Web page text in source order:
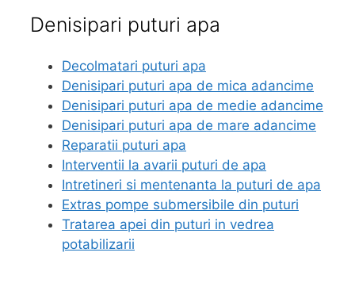
Denisipari puturi apa
Decolmatari puturi apa
Denisipari puturi apa de mica adancime
Denisipari puturi apa de medie adancime
Denisipari puturi apa de mare adancime
Reparatii puturi apa
Interventii la avarii puturi de apa
Intretineri si mentenanta la puturi de apa
Extras pompe submersibile din puturi
Tratarea apei din puturi in vedrea
potabilizarii